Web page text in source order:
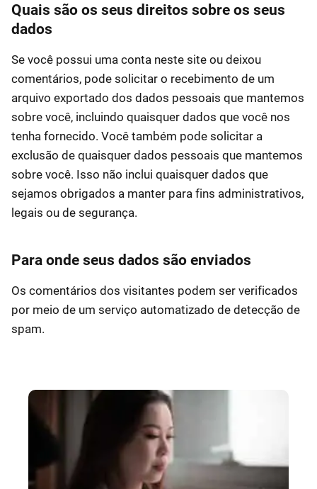
Quais são os seus direitos sobre os seus
dados
Se você possui uma conta neste site ou deixou
comentários, pode solicitar o recebimento de um
arquivo exportado dos dados pessoais que mantemos
sobre você, incluindo quaisquer dados que você nos
tenha fornecido. Você também pode solicitar a
exclusão de quaisquer dados pessoais que mantemos
sobre você. Isso não inclui quaisquer dados que
sejamos obrigados a manter para fins administrativos,
legais ou de segurança.
Para onde seus dados são enviados
Os comentários dos visitantes podem ser verificados
por meio de um serviço automatizado de detecção de
spam.